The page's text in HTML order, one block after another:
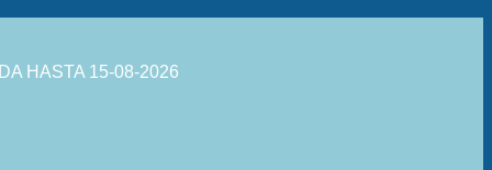
HASTA 15-08-2026